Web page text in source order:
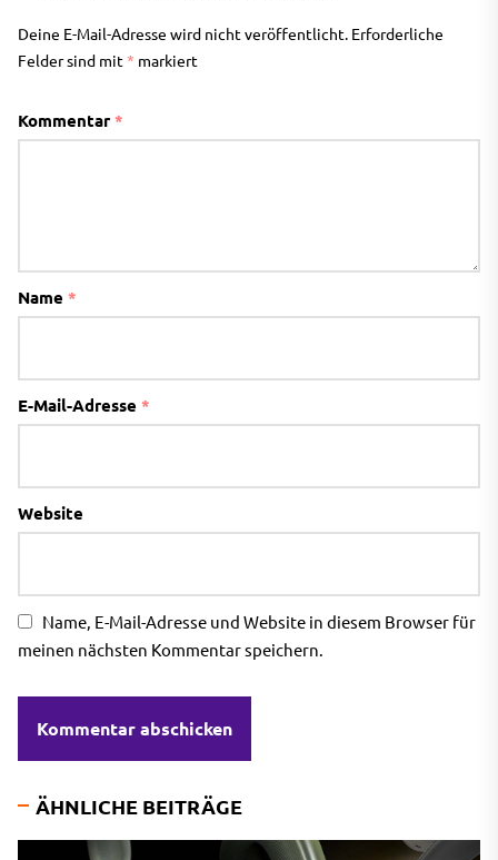
Deine E-Mail-Adresse wird nicht veröffentlicht. Erforderliche
Felder sind mit* markiert
Kommentar *
Name *
E-Mail-Adresse *
Website
Name, E-Mail-Adresse und Website in diesem Browser für
meinen nächsten Kommentar speichern.
ÄHNLICHE BEITRÄGE